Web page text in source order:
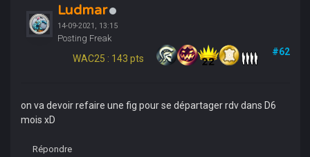
Ludmar
14-09-2021, 13:15
Posting Freak
WAC25 : 143 pts
#62
on va devoir refaire une fig pour se départager rdv dans D6
mois xD
Répondre